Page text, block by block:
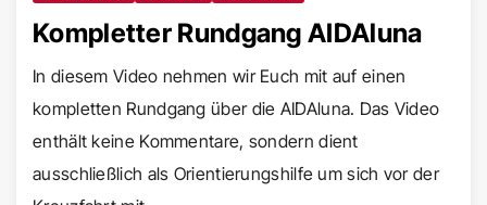
Kompletter Rundgang AIDAluna
In diesem Video nehmen wir Euch mit auf einen
kompletten Rundgang über die AIDAluna. Das Video
enthält keine Kommentare, sondern dient
ausschließlich als Orientierungshilfe um sich vor der